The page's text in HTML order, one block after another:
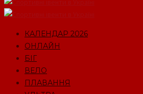
КАЛЕНДАР 2026
ОНЛАЙН
БІГ
ВЕЛО
ПЛАВАННЯ